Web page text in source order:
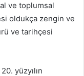
ve toplumsal
oldukça zengin ve
ve tarihçesi
yüzyılın